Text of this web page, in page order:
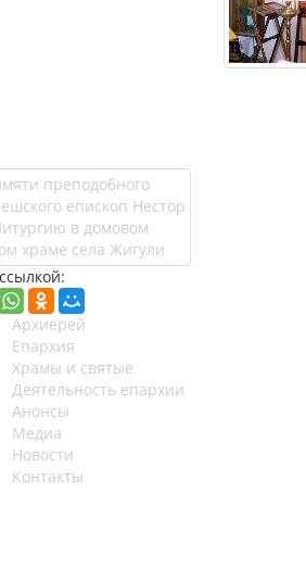
Архиерей
Епархия
Храмы и святые
Деятельность епархии
Анонсы
Медиа
Новости
Контакты